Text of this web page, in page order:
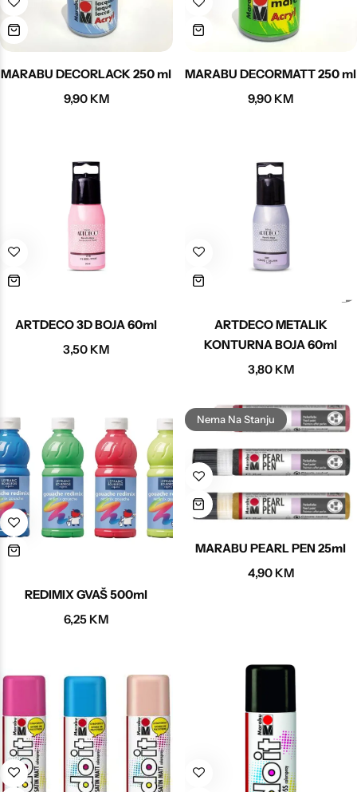
MARABU DECORLACK 250 ml
9,90 KM
MARABU DECORMATT 250 ml
9,90 KM
ARTDECO 3D BOJA 60ml
3,50 KM
ARTDECO METALIK
KONTURNA BOJA 60ml
3,80 KM
REDIMIX GVAŠ 500ml
6,25 KM
Nema Na Stanju
MARABU PEARL PEN 25ml
4,90 KM
Poludragi kamen
Biseri
Kristali